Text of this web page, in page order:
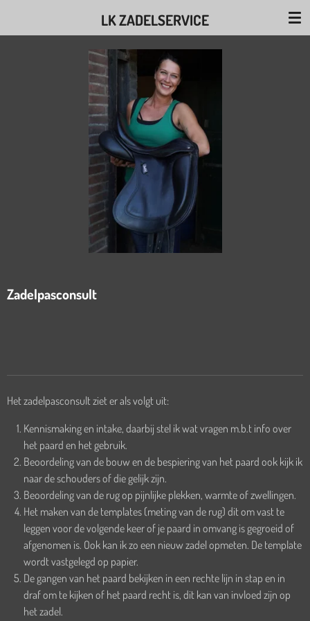
LK ZADELSERVICE
Zadelpasconsult
Het zadelpasconsult ziet er als volgt uit:
Kennismaking en intake, daarbij stel ik wat vragen m.b.t info over
het paard en het gebruik.
Beoordeling van de bouw en de bespiering van het paard ook kijk ik
naar de schouders of die gelijk zijn.
Beoordeling van de rug op pijnlijke plekken, warmte of zwellingen.
Het maken van de templates (meting van de rug) dit om vast te
leggen voor de volgende keer of je paard in omvang is gegroeid of
afgenomen is. Ook kan ik zo een nieuw zadel opmeten. De template
wordt vastgelegd op papier.
De gangen van het paard bekijken in een rechte lijn in stap en in
draf om te kijken of het paard recht is, dit kan van invloed zijn op
het zadel.